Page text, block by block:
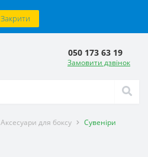
Закрити
050 173 63 19
Замовити дзвінок
Аксесуари для боксу Сувеніри